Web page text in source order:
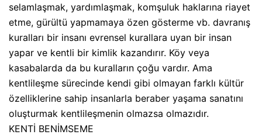
selamlaşmak, yardımlaşmak, komşuluk haklarına riayet
etme, gürültü yapmamaya özen gösterme vb. davranış
kuralları bir insanı evrensel kurallara uyan bir insan
yapar ve kentli bir kimlik kazandırır. Köy veya
kasabalarda da bu kuralların çoğu vardır. Ama
kentlileşme sürecinde kendi gibi olmayan farklı kültür
özelliklerine sahip insanlarla beraber yaşama sanatını
oluşturmak kentlileşmenin olmazsa olmazıdır.
KENTİ BENİMSEME